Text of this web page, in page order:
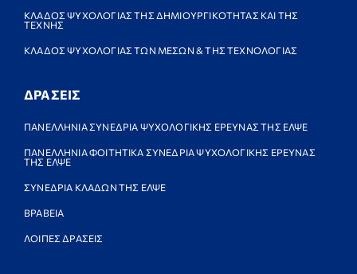
ΚΛΑΔΟΣ ΨΥΧΟΛΟΓΙΑΣ ΤΗΣ ΔΗΜΙΟΥΡΓΙΚΟΤΗΤΑΣ ΚΑΙ ΤΗΣ
ΤΕΧΝΗΣ
ΚΛΑΔΟΣ ΨΥΧΟΛΟΓΙΑΣ ΤΩΝ ΜΕΣΩΝ & ΤΗΣ ΤΕΧΝΟΛΟΓΙΑΣ
ΔΡΑΣΕΙΣ
ΠΑΝΕΛΛΗΝΙΑ ΣΥΝΕΔΡΙΑ ΨΥΧΟΛΟΓΙΚΗΣ ΕΡΕΥΝΑΣ ΤΗΣ ΕΛΨΕ
ΠΑΝΕΛΛΗΝΙΑ ΦΟΙΤΗΤΙΚΑ ΣΥΝΕΔΡΙΑ ΨΥΧΟΛΟΓΙΚΗΣ ΕΡΕΥΝΑΣ
ΤΗΣ ΕΛΨΕ
ΣΥΝΕΔΡΙΑ ΚΛΑΔΩΝ ΤΗΣ ΕΛΨΕ
ΒΡΑΒΕΙΑ
ΛΟΙΠΕΣ ΔΡΑΣΕΙΣ